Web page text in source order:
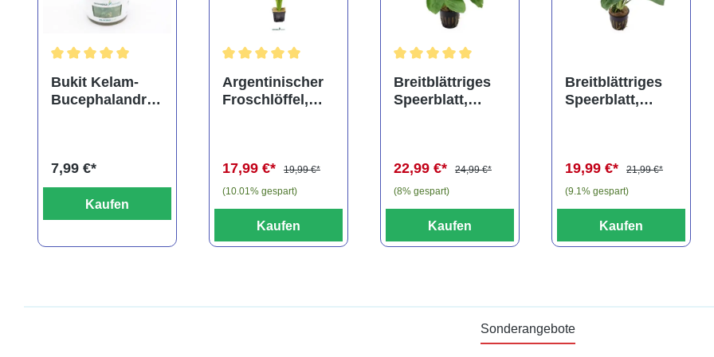
Bukit Kelam-
Bucephalandra,
7,99 €*
Kaufen
Argentinischer
Froschlöffel,
Mutterpflanze
17,99 €*
19,99 €*
(10.01% gespart)
Kaufen
Breitblättriges
Speerblatt,
22,99 €*
24,99 €*
(8% gespart)
Kaufen
Breitblättriges
Speerblatt,
19,99 €*
21,99 €*
(9.1% gespart)
Kaufen
Sonderangebote